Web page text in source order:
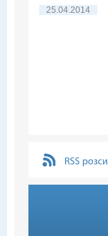
25.04.2014